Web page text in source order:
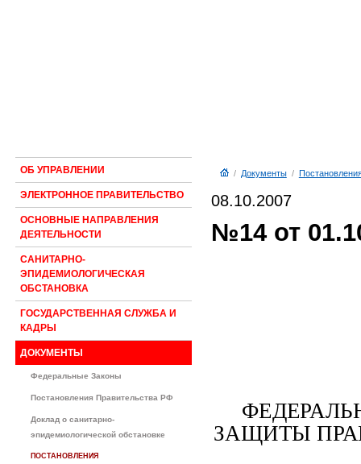
ОБ УПРАВЛЕНИИ
ЭЛЕКТРОННОЕ ПРАВИТЕЛЬСТВО
ОСНОВНЫЕ НАПРАВЛЕНИЯ
ДЕЯТЕЛЬНОСТИ
САНИТАРНО-
ЭПИДЕМИОЛОГИЧЕСКАЯ
ОБСТАНОВКА
ГОСУДАРСТВЕННАЯ СЛУЖБА И
КАДРЫ
ДОКУМЕНТЫ
Федеральные Законы
Постановления Правительства РФ
Доклад о санитарно-
эпидемиологической обстановке
ПОСТАНОВЛЕНИЯ
/ Документы/
08.10.2007
№14 от
ЗАЩИТЫ